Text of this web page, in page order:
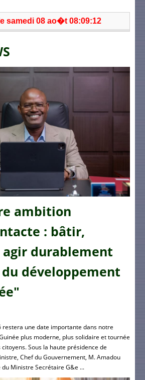
samedi 08 ao�t 08:09:12
ambition
: bâtir,
durablement
développement
restera une date importante dans notre
plus moderne, plus solidaire et tournée
Sous la haute présidence de
Chef du Gouvernement, M. Amadou
Ministre Secrétaire G&e ...